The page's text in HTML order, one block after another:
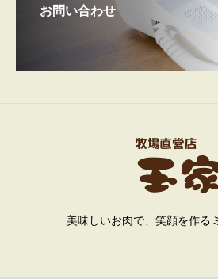
お問い合わせ
美味しいお肉で、笑顔を作る